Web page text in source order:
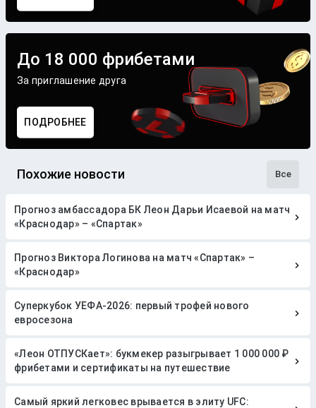
До 18 000 фрибетами
За приглашение друга
ПОДРОБНЕЕ
Похожие новости Все
Прогноз амбассадора БК Леон Дарьи Исаевой на матч
«Краснодар» – «Спартак»
Прогноз Виктора Логинова на матч «Спартак» –
«Краснодар»
Суперкубок УЕФА-2026: первый трофей нового
евросезона
«Леон ОТПУСКает»: букмекер разыгрывает 1 000 000 ₽
фрибетами и сертификаты на путешествие
Самый яркий легковес врывается в элиту UFC: